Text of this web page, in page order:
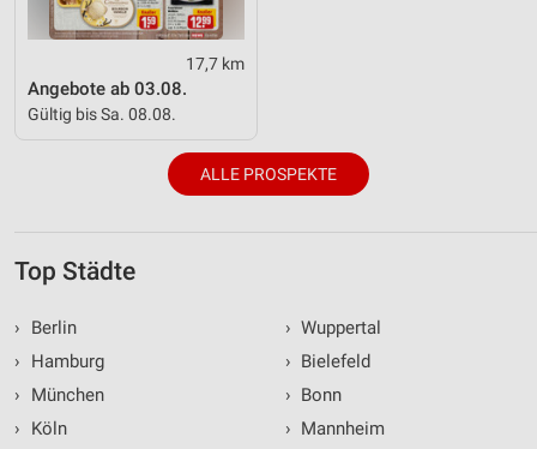
17,7 km
Angebote ab 03.08.
Gültig bis Sa. 08.08.
ALLE PROSPEKTE
Top Städte
›
Berlin
›
Hamburg
›
München
›
Köln
› Wuppertal
› Bielefeld
› Bonn
› Mannheim